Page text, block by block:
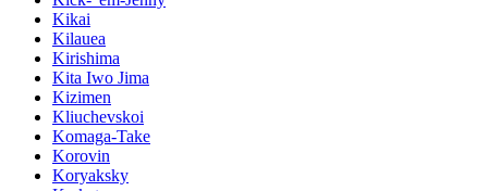
Kikai
Kilauea
Kirishima
Kita Iwo Jima
Kizimen
Kliuchevskoi
Komaga-Take
Korovin
Koryaksky